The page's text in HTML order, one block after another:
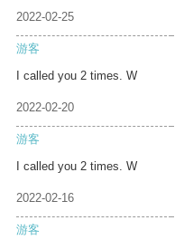
2022-02-25
游客
I called you 2 times. W
2022-02-20
游客
I called you 2 times. W
2022-02-16
游客